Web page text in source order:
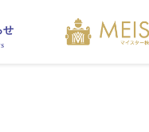
せ